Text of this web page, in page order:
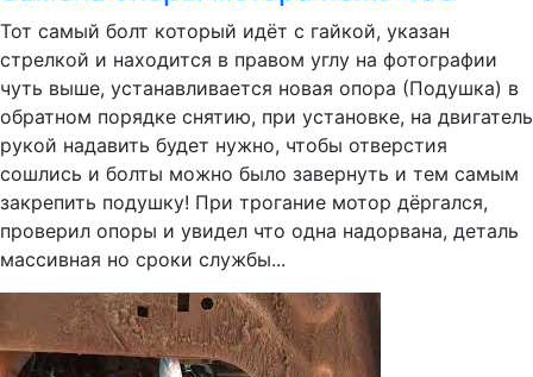
Тот самый болт который идёт с гайкой, указан
стрелкой и находится в правом углу на фотографии
чуть выше, устанавливается новая опора (Подушка) в
обратном порядке снятию, при установке, на двигатель
рукой надавить будет нужно, чтобы отверстия
сошлись и болты можно было завернуть и тем самым
закрепить подушку! При трогание мотор дёргался,
проверил опоры и увидел что одна надорвана, деталь
массивная но сроки службы...